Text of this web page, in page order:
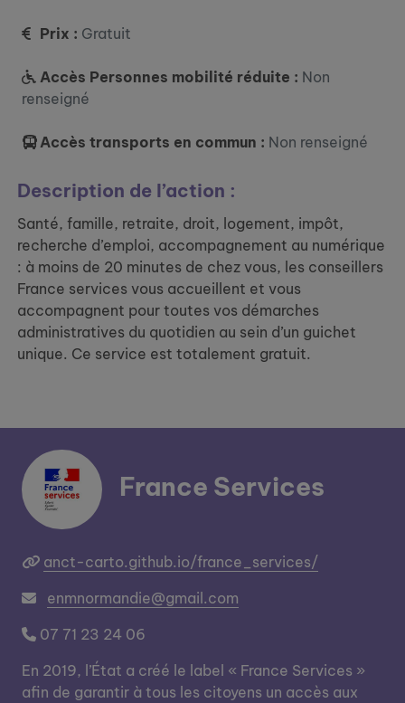
Prix : Gratuit
Accès Personnes mobilité réduite : Non
renseigné
Accès transports en commun : Non renseigné
Description de l’action :
Santé, famille, retraite, droit, logement, impôt,
recherche d’emploi, accompagnement au numérique
: à moins de 20 minutes de chez vous, les conseillers
France services vous accueillent et vous
accompagnent pour toutes vos démarches
administratives du quotidien au sein d’un guichet
unique. Ce service est totalement gratuit.
France Services
anct-carto.github.io/france_services/
enmnormandie@gmail.com
07 71 23 24 06
En 2019, l’État a créé le label « France Services »
afin de garantir à tous les citoyens un accès aux